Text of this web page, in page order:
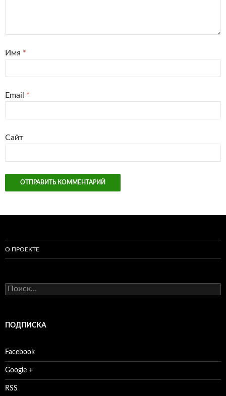
Имя *
Email *
Сайт
О ПРОЕКТЕ
Найти:
ПОДПИСКА
Facebook
Google +
RSS